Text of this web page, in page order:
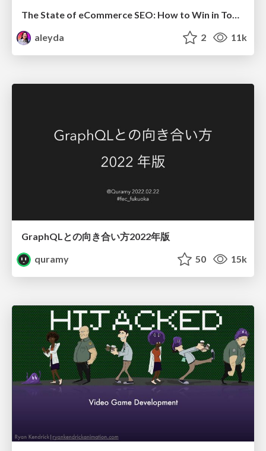
The State of eCommerce SEO: How to Win in Today's Products SERPs - #SEOweek
aleyda
2 11k
GraphQLとの向き合い方2022年版
quramy
50 15k